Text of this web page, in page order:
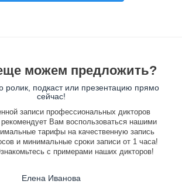
можем предложить?
ролик, подкаст или презентацию прямо
сейчас!
записи профессиональных дикторов
Вам воспользоваться нашими
тарифы на качественную запись
и минимальные сроки записи от 1 часа!
с примерами наших дикторов!
Елена Иванова